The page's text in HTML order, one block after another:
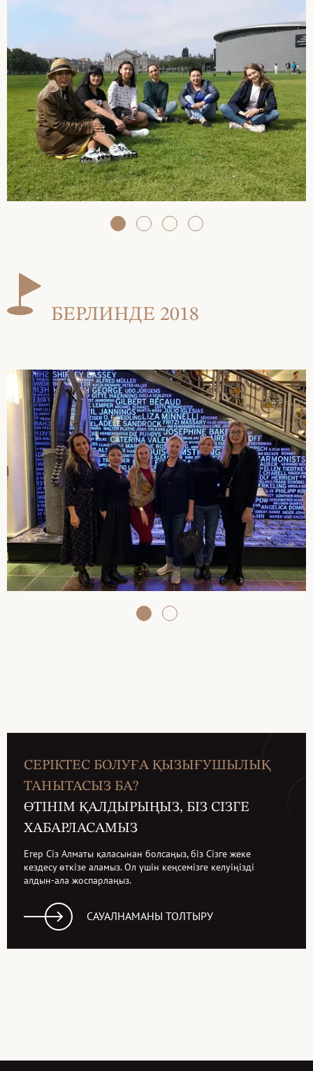
БЕРЛИНДЕ 2018
СЕРІКТЕС БОЛУҒА ҚЫЗЫҒУШЫЛЫҚ
ТАНЫТАСЫЗ БА?
ӨТІНІМ ҚАЛДЫРЫҢЫЗ, БІЗ СІЗГЕ
ХАБАРЛАСАМЫЗ
Егер Сіз Алматы қаласынан болсаңыз, біз Сізге жеке
кездесу өткізе аламыз. Ол үшін кеңсемізге келуіңізді
алдын-ала жоспарлаңыз.
САУАЛНАМАНЫ ТОЛТЫРУ